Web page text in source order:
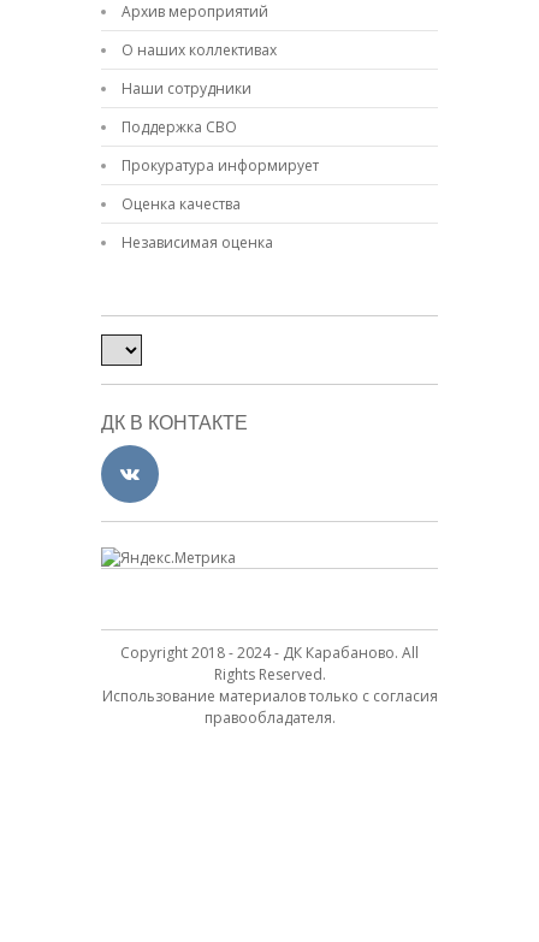
Архив мероприятий
О наших коллективах
Наши сотрудники
Поддержка СВО
Прокуратура информирует
Оценка качества
Независимая оценка
ДК В КОНТАКТЕ
Copyright 2018 - 2024 - ДК Карабаново. All
Rights Reserved.
Использование материалов только с согласия
правообладателя.